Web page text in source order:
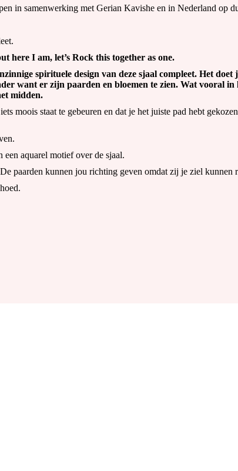
in samenwerking met Gerian Kavishe en in Nederland op
here I am, let’s Rock this together as one.
spirituele design van deze sjaal compleet. Het
want er zijn paarden en bloemen te zien. Wat vooral
midden.
moois staat te gebeuren en dat je het juiste pad hebt
aquarel motief over de sjaal.
paarden kunnen jou richting geven omdat zij je ziel kunnen